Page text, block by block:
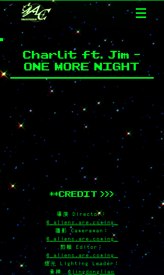
Charlit ft. Jim -
ONE MORE NIGHT
**CREDIT >>>
導演 Director：
@_aliens.are.coming_
攝影 Cameraman：
@_aliens.are.coming_
剪輯 Editor：
@_aliens.are.coming_
燈光 Lighting Leader：
景棟 @jingdongliao